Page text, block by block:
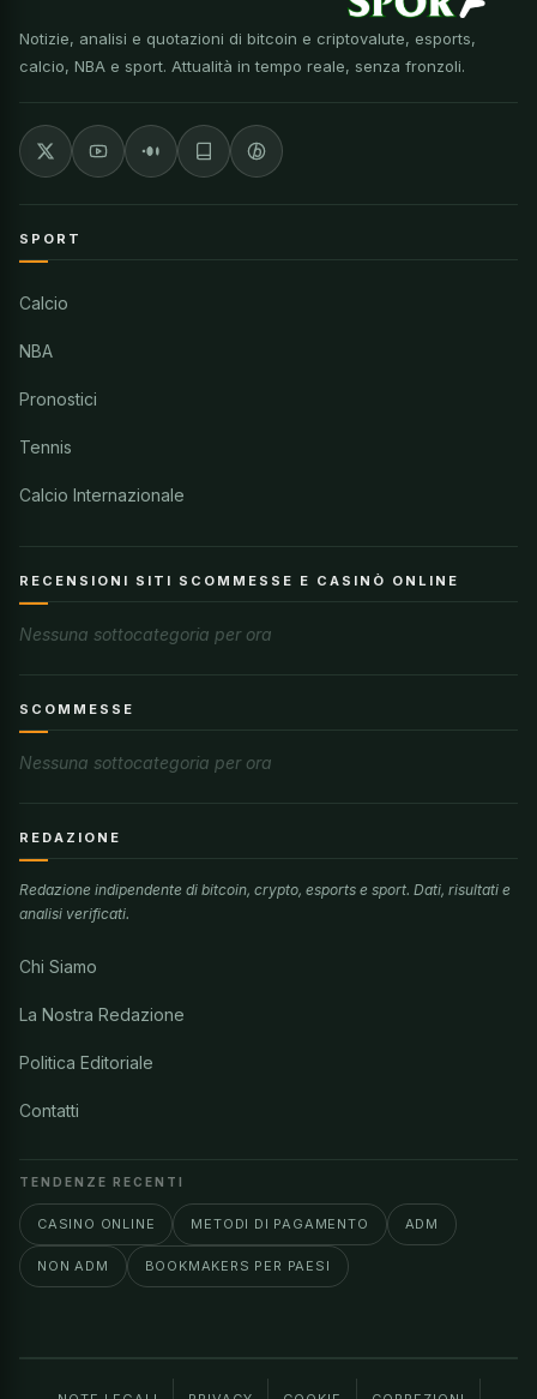
Notizie, analisi e quotazioni di bitcoin e criptovalute, esports,
calcio, NBA e sport. Attualità in tempo reale, senza fronzoli.
SPORT
Calcio
NBA
Pronostici
Tennis
Calcio Internazionale
RECENSIONI SITI SCOMMESSE E CASINÒ ONLINE
Nessuna sottocategoria per ora
SCOMMESSE
Nessuna sottocategoria per ora
REDAZIONE
Redazione indipendente di bitcoin, crypto, esports e sport. Dati, risultati e
analisi verificati.
Chi Siamo
La Nostra Redazione
Politica Editoriale
Contatti
TENDENZE RECENTI
CASINO ONLINE METODI DI PAGAMENTO ADM
NON ADM BOOKMAKERS PER PAESI